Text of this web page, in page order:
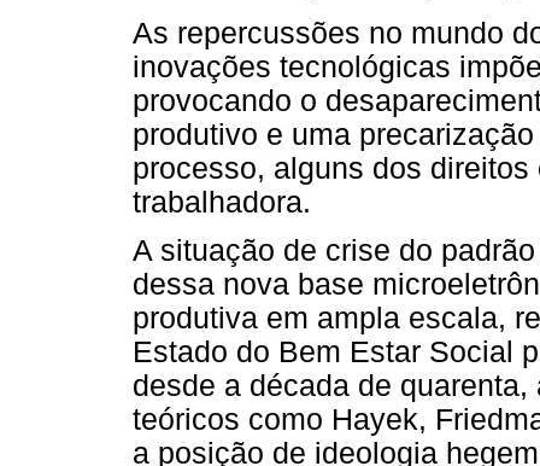
As repercussões no mundo
inovações tecnológicas
provocando o
produtivo e uma
processo, alguns dos
trabalhadora.
A situação de crise do
dessa nova base
produtiva em ampla escala,
Estado do Bem Estar Social
desde a década de
teóricos como Hayek,
a posição de ideologia